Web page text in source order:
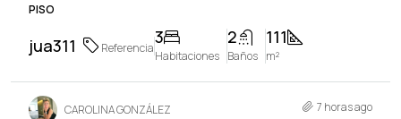
PISO
jua311 Referencia
3
Habitaciones
2
Baños
111
m²
CAROLINA GONZÁLEZ 7 horas ago